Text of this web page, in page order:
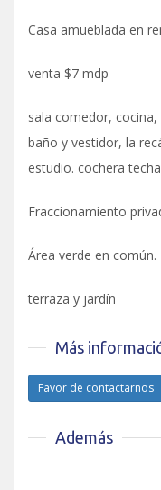
Casa amueblada en
venta $7 mdp
sala comedor,
baño y vestidor, la
estudio. cochera
Fraccionamiento
Área verde en común.
terraza y jardín
Más
Favor de contactarnos
Además